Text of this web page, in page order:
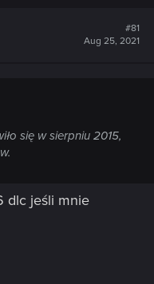
#81
Aug 25, 2021
się w sierpniu 2015,
dlc jeśli mnie